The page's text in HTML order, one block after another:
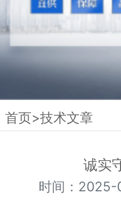
首页>技术文章
诚实
时间：